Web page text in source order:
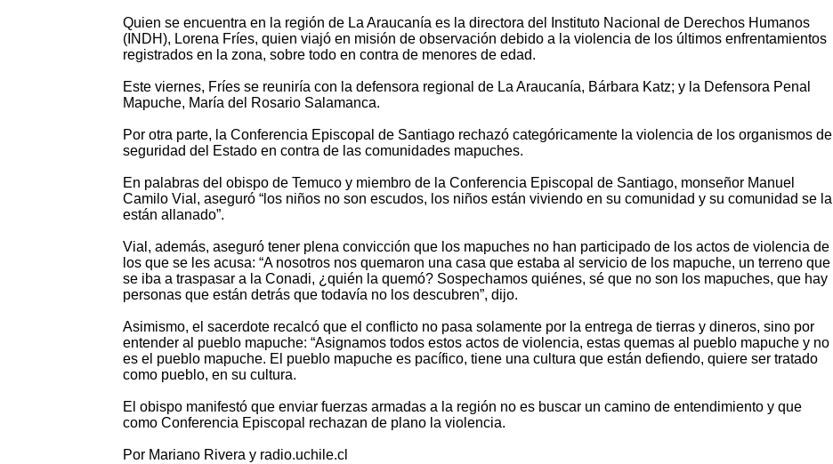
Quien se encuentra en la región de La Araucanía es la directora del Instituto Nacional de Derechos Humanos
(INDH), Lorena Fríes, quien viajó en misión de observación debido a la violencia de los últimos enfrentamientos
registrados en la zona, sobre todo en contra de menores de edad.
Este viernes, Fríes se reuniría con la defensora regional de La Araucanía, Bárbara Katz; y la Defensora Penal
Mapuche, María del Rosario Salamanca.
Por otra parte, la Conferencia Episcopal de Santiago rechazó categóricamente la violencia de los organismos de
seguridad del Estado en contra de las comunidades mapuches.
En palabras del obispo de Temuco y miembro de la Conferencia Episcopal de Santiago, monseñor Manuel
Camilo Vial, aseguró “los niños no son escudos, los niños están viviendo en su comunidad y su comunidad se la
están allanado”.
Vial, además, aseguró tener plena convicción que los mapuches no han participado de los actos de violencia de
los que se les acusa: “A nosotros nos quemaron una casa que estaba al servicio de los mapuche, un terreno que
se iba a traspasar a la Conadi, ¿quién la quemó? Sospechamos quiénes, sé que no son los mapuches, que hay
personas que están detrás que todavía no los descubren”, dijo.
Asimismo, el sacerdote recalcó que el conflicto no pasa solamente por la entrega de tierras y dineros, sino por
entender al pueblo mapuche: “Asignamos todos estos actos de violencia, estas quemas al pueblo mapuche y no
es el pueblo mapuche. El pueblo mapuche es pacífico, tiene una cultura que están defiendo, quiere ser tratado
como pueblo, en su cultura.
El obispo manifestó que enviar fuerzas armadas a la región no es buscar un camino de entendimiento y que
como Conferencia Episcopal rechazan de plano la violencia.
Por Mariano Rivera y radio.uchile.cl